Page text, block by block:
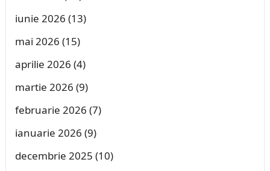
iunie 2026 (13)
mai 2026 (15)
aprilie 2026 (4)
martie 2026 (9)
februarie 2026 (7)
ianuarie 2026 (9)
decembrie 2025 (10)